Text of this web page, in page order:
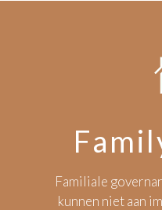
Familiale
kunnen niet aan